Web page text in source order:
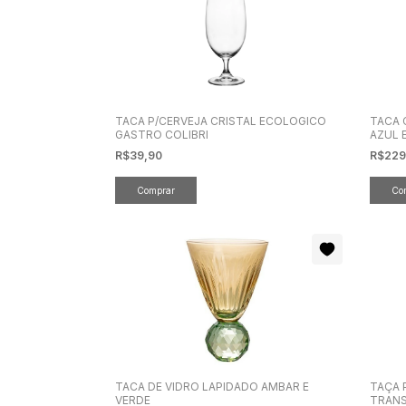
TACA P/CERVEJA CRISTAL ECOLOGICO
GASTRO COLIBRI
R$39,90
TACA
AZUL
TACA DE VIDRO LAPIDADO AMBAR E
VERDE
TAÇA